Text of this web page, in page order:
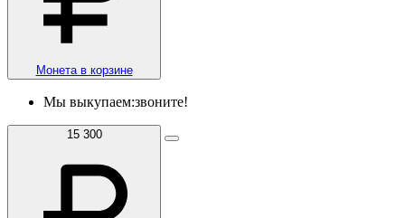
Монета в корзине
Мы выкупаем:звоните!
15 300